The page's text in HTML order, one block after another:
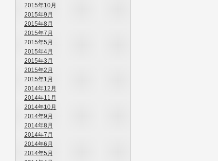
2015年10月
2015年9月
2015年8月
2015年7月
2015年5月
2015年4月
2015年3月
2015年2月
2015年1月
2014年12月
2014年11月
2014年10月
2014年9月
2014年8月
2014年7月
2014年6月
2014年5月